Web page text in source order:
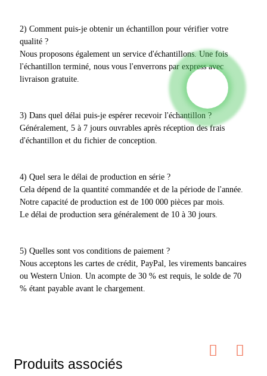
2) Comment puis-je obtenir un échantillon pour vérifier votre
qualité ?
Nous proposons également un service d'échantillons. Une fois
l'échantillon terminé, nous vous l'enverrons par express avec
livraison gratuite.
3) Dans quel délai puis-je espérer recevoir l'échantillon ?
Généralement, 5 à 7 jours ouvrables après réception des frais
d'échantillon et du fichier de conception.
4) Quel sera le délai de production en série ?
Cela dépend de la quantité commandée et de la période de l'année.
Notre capacité de production est de 100 000 pièces par mois.
Le délai de production sera généralement de 10 à 30 jours.
5) Quelles sont vos conditions de paiement ?
Nous acceptons les cartes de crédit, PayPal, les virements bancaires
ou Western Union. Un acompte de 30 % est requis, le solde de 70
% étant payable avant le chargement.
Produits associés